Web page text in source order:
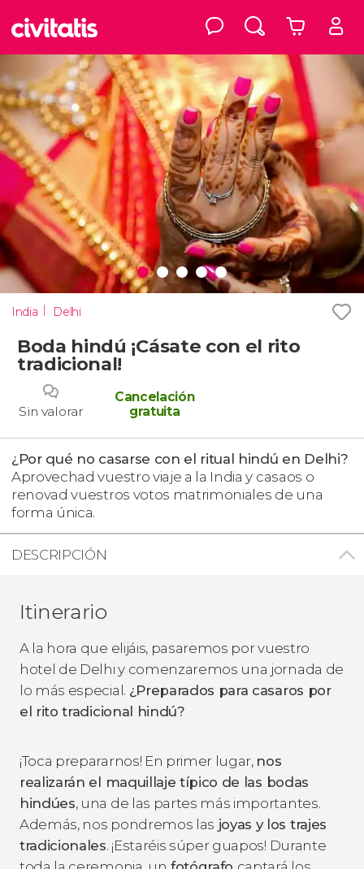
India Delhi
Boda hindú ¡Cásate con el rito
tradicional!
Sin valorar
Cancelación
gratuita
¿Por qué no casarse con el ritual hindú en Delhi?
Aprovechad vuestro viaje a la India y casaos o
renovad vuestros votos matrimoniales de una
forma única.
DESCRIPCIÓN
Itinerario
A la hora que elijáis, pasaremos por vuestro
hotel de Delhi y comenzaremos una jornada de
lo más especial. ¿Preparados para casaros por
el rito tradicional hindú?
¡Toca prepararnos! En primer lugar, nos
realizarán el maquillaje típico de las bodas
hindúes, una de las partes más importantes.
Además, nos pondremos las joyas y los trajes
tradicionales. ¡Estaréis súper guapos! Durante